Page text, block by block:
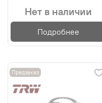
Нет в наличии
Подробнее
Предзаказ